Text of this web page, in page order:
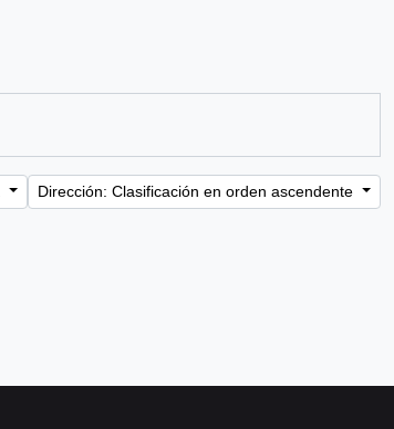
Dirección: Clasificación en orden ascendente